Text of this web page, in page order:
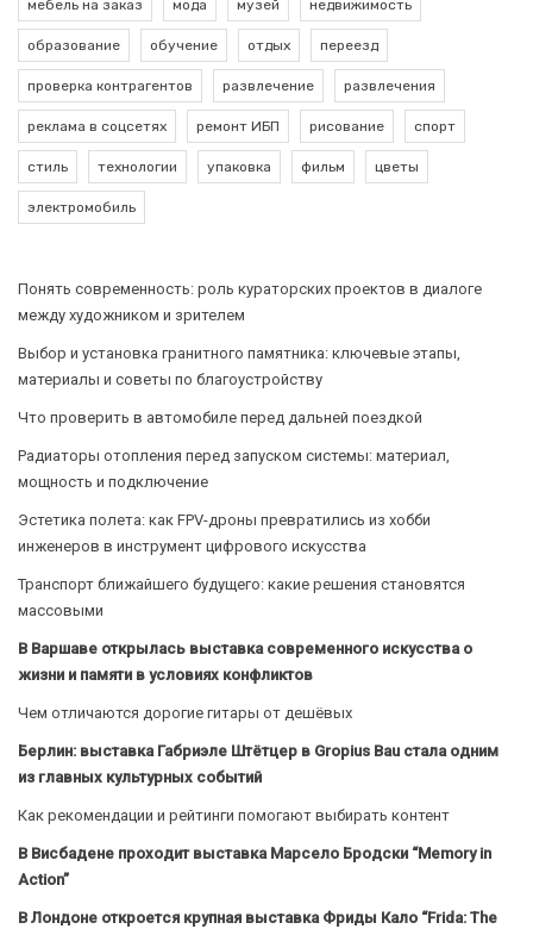
мебель на заказ мода музей недвижимость
образование обучение отдых переезд
проверка контрагентов развлечение развлечения
реклама в соцсетях ремонт ИБП рисование спорт
стиль технологии упаковка фильм цветы
электромобиль
Понять современность: роль кураторских проектов в диалоге
между художником и зрителем
Выбор и установка гранитного памятника: ключевые этапы,
материалы и советы по благоустройству
Что проверить в автомобиле перед дальней поездкой
Радиаторы отопления перед запуском системы: материал,
мощность и подключение
Эстетика полета: как FPV-дроны превратились из хобби
инженеров в инструмент цифрового искусства
Транспорт ближайшего будущего: какие решения становятся
массовыми
В Варшаве открылась выставка современного искусства о
жизни и памяти в условиях конфликтов
Чем отличаются дорогие гитары от дешёвых
Берлин: выставка Габриэле Штётцер в Gropius Bau стала одним
из главных культурных событий
Как рекомендации и рейтинги помогают выбирать контент
В Висбадене проходит выставка Марсело Бродски “Memory in
Action”
В Лондоне откроется крупная выставка Фриды Кало “Frida: The